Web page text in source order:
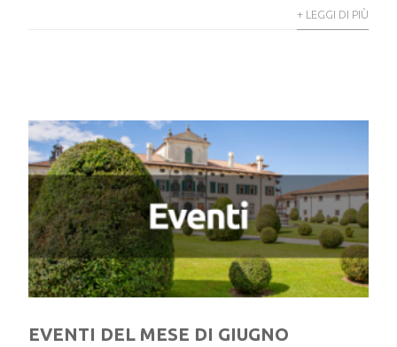
+ LEGGI DI PIÙ
EVENTI DEL MESE DI GIUGNO